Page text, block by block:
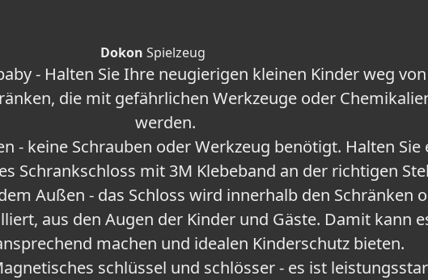
Dokon Spielzeug
- Halten Sie Ihre neugierigen kleinen Kinder weg
die mit gefährlichen Werkzeuge oder
werden.
- keine Schrauben oder Werkzeug benötigt. Halten Sie
Schrankschloss mit 3M Klebeband an der richtigen
Außen - das Schloss wird innerhalb den Schränken
aus den Augen der Kinder und Gäste. Damit kann
machen und idealen Kinderschutz bieten.
schlüssel und schlösser - es ist